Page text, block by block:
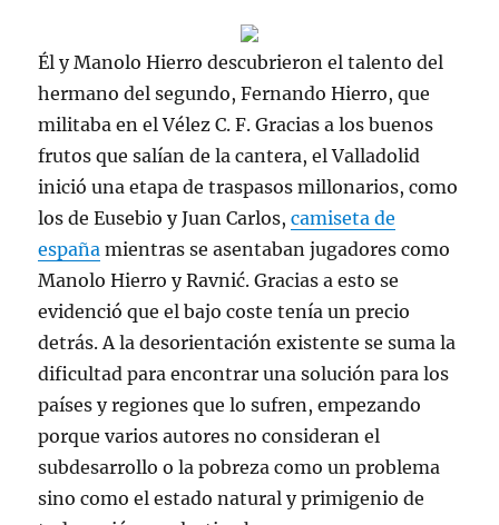
Él y Manolo Hierro descubrieron el talento del
hermano del segundo, Fernando Hierro, que
militaba en el Vélez C. F. Gracias a los buenos
frutos que salían de la cantera, el Valladolid
inició una etapa de traspasos millonarios, como
los de Eusebio y Juan Carlos,camiseta de
españa mientras se asentaban jugadores como
Manolo Hierro y Ravnić. Gracias a esto se
evidenció que el bajo coste tenía un precio
detrás. A la desorientación existente se suma la
dificultad para encontrar una solución para los
países y regiones que lo sufren, empezando
porque varios autores no consideran el
subdesarrollo o la pobreza como un problema
sino como el estado natural y primigenio de